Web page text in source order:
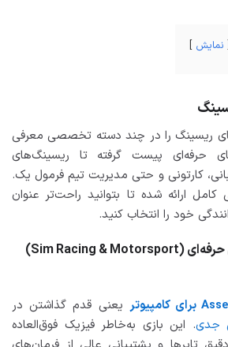
نمایش
ریسینگ را در چند دسته تخصصی معرفی
حرفه‌ای پیست گرفته تا ریسینگ‌های
کارتونی و حتی مدیریت تیم فرمول یک.
ارائه شده تا بتوانید راحت‌تر عنوان
خود را انتخاب کنید.
یعنی قدم گذاشتن در
جدی. این بازی به‌خاطر فیزیک فوق‌العاده